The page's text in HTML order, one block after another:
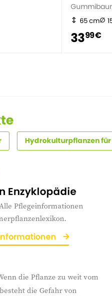
65 cm
3399 €
Hydrokulturpflanzen für
Enzyklopädie
Pflegeinformationen
die Pflanze zu weit vom
die Gefahr von